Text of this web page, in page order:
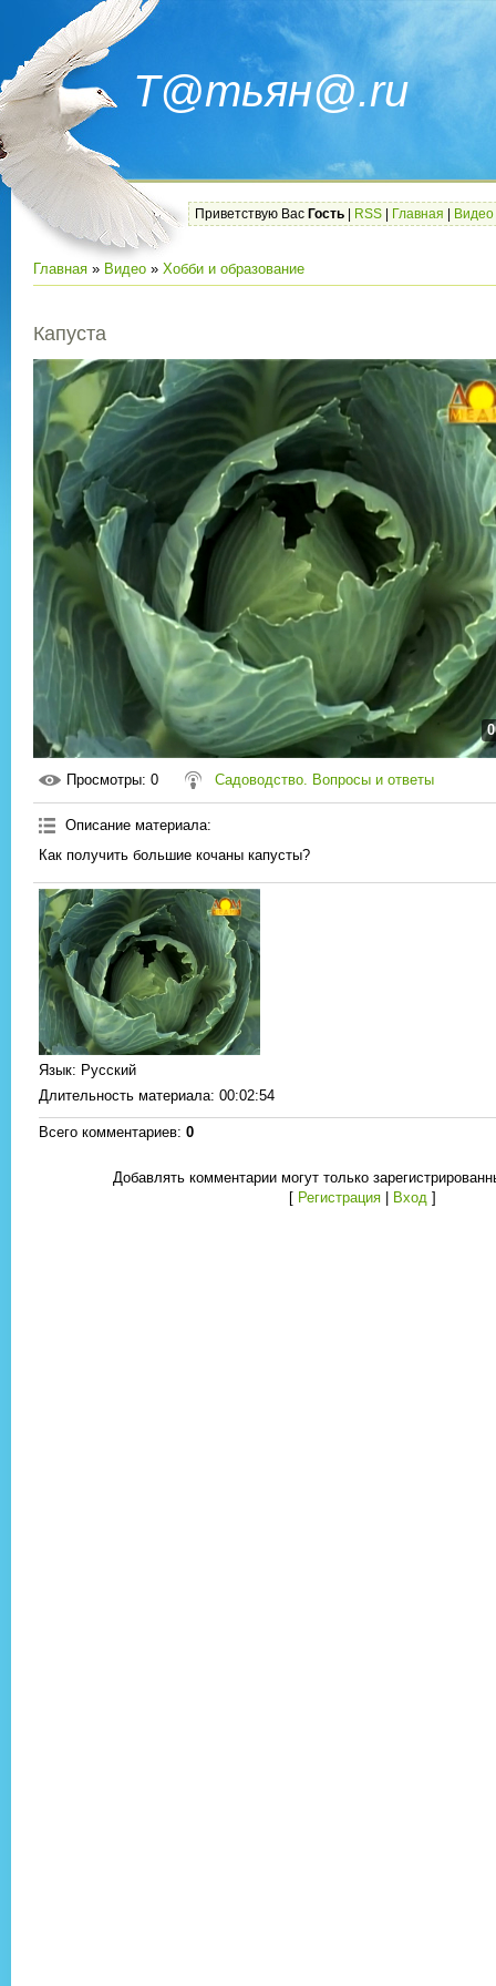
Т@тьян@.ru
Приветствую Вас Гость RSS Главная Видео
Главная » Видео » Хобби и образование
Капуста
Просмотры: 0 Садоводство. Вопросы и ответы
Описание материала:
Как получить большие кочаны капусты?
Язык: Русский
Длительность материала: 00:02:54
Всего комментариев: 0
Добавлять комментарии могут только
[ Регистрация| Вход]